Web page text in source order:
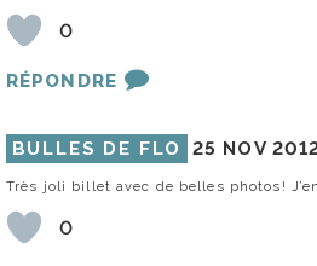
0
RÉPONDRE
BULLES DE FLO 25 NOV
Très joli billet avec de belles photos!
0